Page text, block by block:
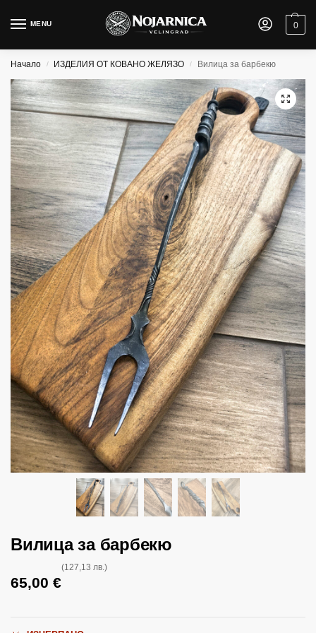
MENU 0
Начало / ИЗДЕЛИЯ ОТ КОВАНО ЖЕЛЯЗО / Вилица за барбекю
Вилица за барбекю
65,00 €
(127,13 лв.)